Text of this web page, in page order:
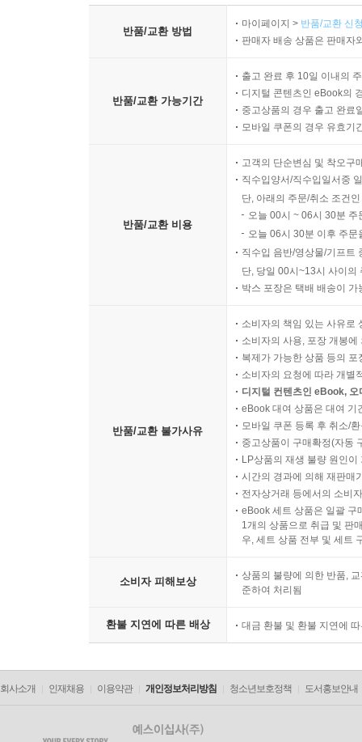
마지막 장에서 하라리 교수는 자신이 인간과 세
미어샤이머의 ‘현실주의 국제정치학’을 비판
대홍수가 멎고 인류의 새로운 장이 시작되던 때
상황의 종식을 바라는 상징이라는 것이 하라리
반품/교환 방법
마이페이지 > 반품/교환 신
판매자 배송 상품은 판매자
반품/교환 가능기간
출고 완료 후 10일 이내의
디지털 콘텐츠인 eBook의
중고상품의 경우 출고 완료
모바일 쿠폰의 경우 유효기
반품/교환 비용
고객의 단순변심 및 착오구
직수입양서/직수입일서중
단, 아래의 주문/취소 조건
오늘 00시 ~ 06시 30분
오늘 06시 30분 이후 주
직수입 음반/영상물/기프트
단, 당일 00시~13시 사이의
박스 포장은 택배 배송이
반품/교환 불가사유
소비자의 책임 있는 사유로
소비자의 사용, 포장 개봉
복제가 가능한 상품 등의
소비자의 요청에 따라 개별
디지털 컨텐츠인 eBook,
eBook 대여 상품은 대여 기
모바일 쿠폰 등록 후 취소/
중고상품이 구매확정(자동
LP상품의 재생 불량 원인
시간의 경과에 의해 재판매
전자상거래 등에서의 소비
eBook 세트 상품은 일괄 구
1개의 상품으로 취급 및 판
우, 세트 상품 전부 및 세트
소비자 피해보상
상품의 불량에 의한 반품,
준하여 처리됨
환불 지연에 따른 배상 대금 환불 및 환불 지연에
회사소개 인재채용 이용약관 개인정보처리방침 청소년보호정책 도서홍보안내